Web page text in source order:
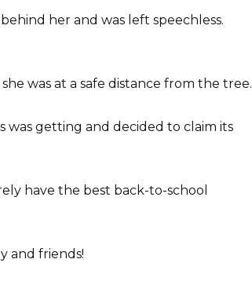
her and was left speechless.
was at a safe distance from the tree.
was getting and decided to claim its
have the best back-to-school
and friends!